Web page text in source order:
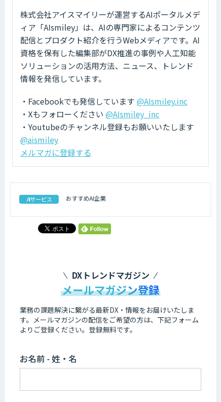
株式会社アイスマイリーが運営するAIポータルメデ
ィア「AIsmiley」は、AIの専門家によるコンテンツ
配信とプロダクト紹介を行うWebメディアです。AI
資格を保有した編集部がDX推進の事例や人工知能
ソリューションの活用方法、ニュース、トレンド
情報を発信しています。
・Facebookでも発信しています @AIsmiley.inc
・Xもフォローください @AIsmiley_inc
・Youtubeのチャンネル登録もお願いいたします
@aismiley
メルマガに登録する
AIサービス おすすめAI企業
DXトレンドマガジン
メールマガジン登録
業務の課題解決に繋がる最新DX・情報をお届けいたしま
す。 メールマガジンの配信をご希望の方は、下記フォーム
よりご登録ください。登録無料です。
お名前 - 姓・名